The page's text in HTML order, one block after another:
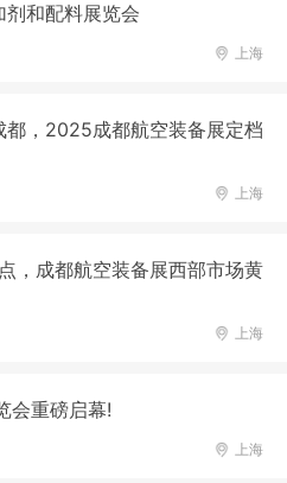
和配料展览会
上海
，2025成都航空装备展定档
上海
，成都航空装备展西部市场黄
上海
会重磅启幕!
上海